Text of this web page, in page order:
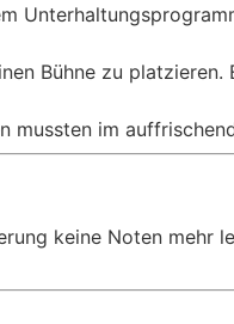
Bühne zu
mussten im
keine Noten mehr